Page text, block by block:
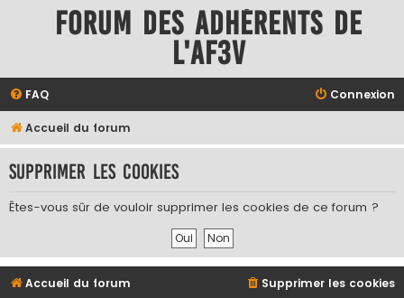
Forum des adhérents de
l'AF3V
FAQ Connexion
Accueil du forum
Supprimer les cookies
Êtes-vous sûr de vouloir supprimer les cookies de ce forum ?
Accueil du forum Supprimer les cookies